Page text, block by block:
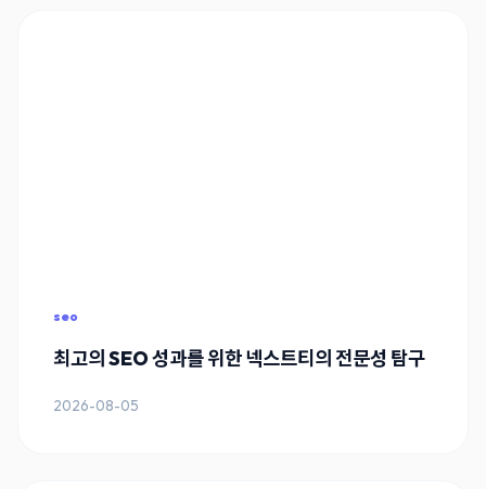
seo
최고의 SEO 성과를 위한 넥스트티의 전문성 탐구
2026-08-05